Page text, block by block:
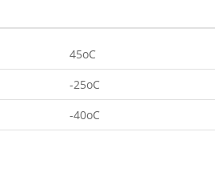
45oC
-25oC
-40oC